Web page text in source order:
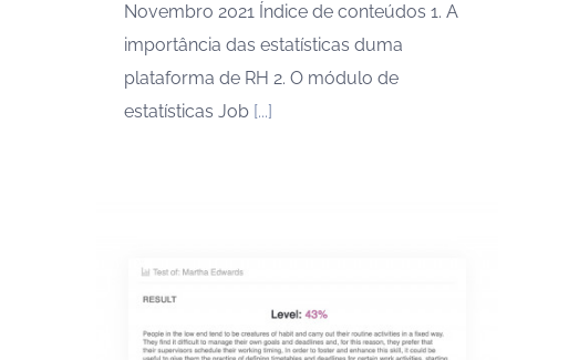
Novembro 2021 Índice de conteúdos 1. A
importância das estatísticas duma
plataforma de RH 2. O módulo de
estatísticas Job [...]